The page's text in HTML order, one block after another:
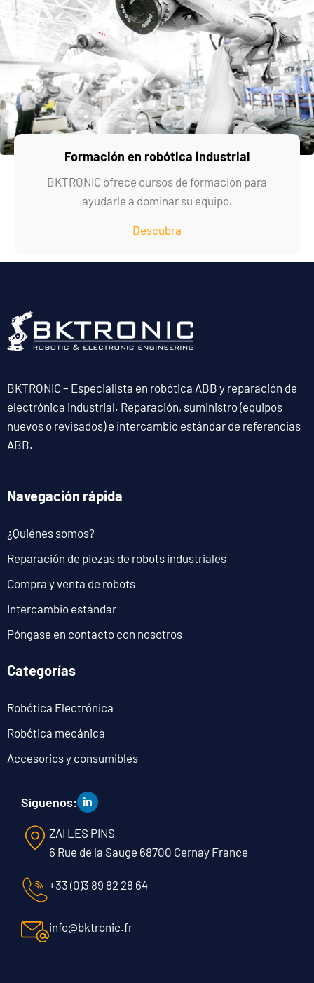
Formación en robótica industrial
BKTRONIC ofrece cursos de formación para
ayudarle a dominar su equipo.
Descubra
BKTRONIC – Especialista en robótica ABB y reparación de
electrónica industrial. Reparación, suministro (equipos
nuevos o revisados) e intercambio estándar de referencias
ABB.
Navegación rápida
¿Quiénes somos?
Reparación de piezas de robots industriales
Compra y venta de robots
Intercambio estándar
Póngase en contacto con nosotros
Categorías
Robótica Electrónica
Robótica mecánica
Accesorios y consumibles
Síguenos:
ZAI LES PINS
6 Rue de la Sauge 68700 Cernay France
+33 (0)3 89 82 28 64
info@bktronic.fr